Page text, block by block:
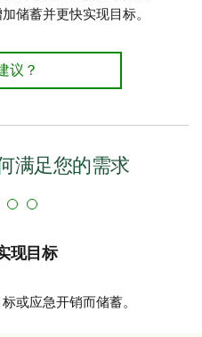
储蓄并更快实现目标。
议？
满足您的需求
现目标
或应急开销而储蓄。